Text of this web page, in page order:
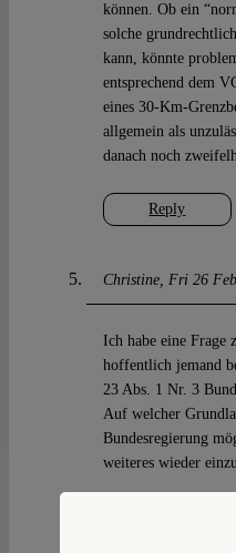
Reply
können. Ob ein
solche
kann, könnte
entsprechend dem
eines 30-Km-
allgemein als
danach noch
Christine Fri 26
Ich habe eine
hoffentlich jemand
23 Abs. 1 Nr. 3
Auf welcher
Bundesregierung
weiteres wieder